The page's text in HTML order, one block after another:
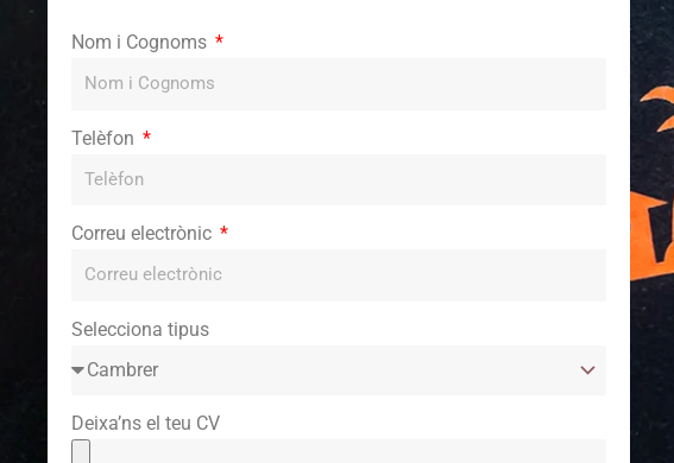
Nom i Cognoms
Telèfon
Correu electrònic
Selecciona tipus
Deixa’ns el teu CV